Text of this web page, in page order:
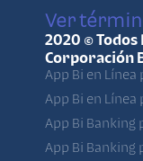
Ver
2020 ©
Corporación
App Bi en
App Bi en Línea
App Bi Banking
App Bi Banking